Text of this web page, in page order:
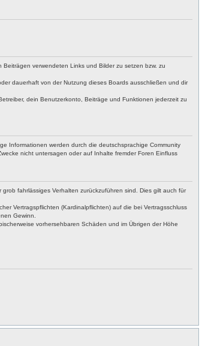
verwendeten Links und Bilder zu setzen bzw. zu
dauerhaft von der Nutzung dieses Boards ausschließen und dir
dein Benutzerkonto, Beiträge und Funktionen jederzeit zu
Informationen werden durch die deutschsprachige Community
nicht untersagen oder auf Inhalte fremder Foren Einfluss
fahrlässiges Verhalten zurückzuführen sind. Dies gilt auch für
Vertragspflichten (Kardinalpflichten) auf die bei Vertragsschluss
Gewinn.
vorhersehbaren Schäden und im Übrigen der Höhe